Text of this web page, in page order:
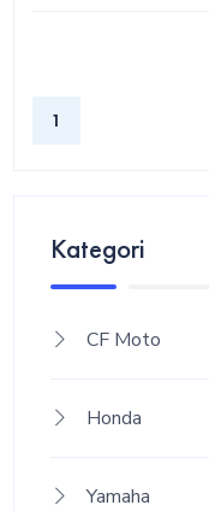
1
Kategori
CF Moto
Honda
Yamaha